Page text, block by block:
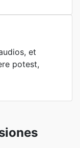
et
potest,